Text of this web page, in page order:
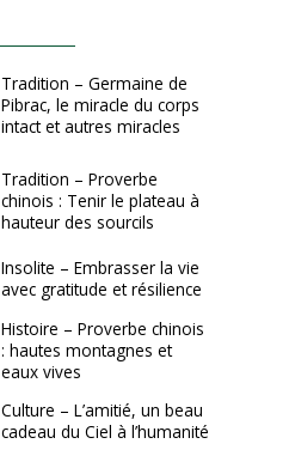
Tradition – Germaine de
Pibrac, le miracle du corps
intact et autres miracles
Tradition – Proverbe
chinois : Tenir le plateau à
hauteur des sourcils
Insolite – Embrasser la vie
avec gratitude et résilience
Histoire – Proverbe chinois
: hautes montagnes et
eaux vives
Culture – L’amitié, un beau
cadeau du Ciel à l’humanité